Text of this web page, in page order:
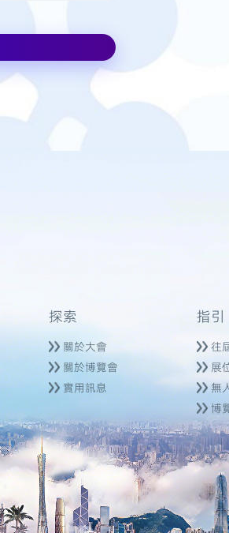
探索
關於大會
關於博覽會
實用訊息
指引
往
展
無
博